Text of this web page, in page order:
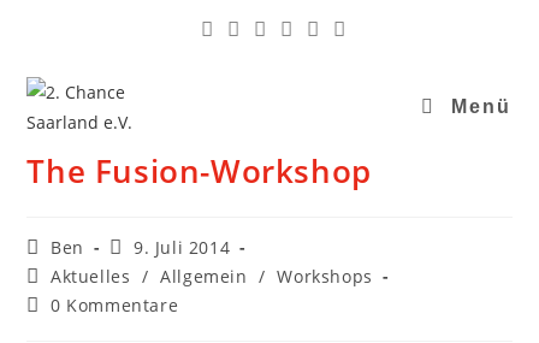
Menü
The Fusion-Workshop
Ben
9. Juli 2014
Aktuelles / Allgemein / Workshops
0 Kommentare